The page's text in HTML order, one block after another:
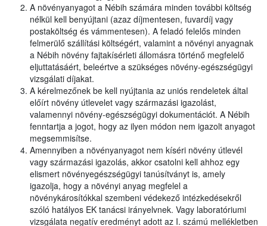
A növényanyagot a Nébih számára minden további költség
nélkül kell benyújtani (azaz díjmentesen, fuvardíj vagy
postaköltség és vámmentesen). A feladó felelős minden
felmerülő szállítási költségért, valamint a növényi anyagnak
a Nébih növény fajtakísérleti állomásra történő megfelelő
eljuttatásáért, beleértve a szükséges növény-egészségügyi
vizsgálati díjakat.
A kérelmezőnek be kell nyújtania az uniós rendeletek által
előírt növény útlevelet vagy származási igazolást,
valamennyi növény-egészségügyi dokumentációt. A Nébih
fenntartja a jogot, hogy az ilyen módon nem igazolt anyagot
megsemmisítse.
Amennyiben a növényanyagot nem kíséri növény útlevél
vagy származási igazolás, akkor csatolni kell ahhoz egy
elismert növényegészségügyi tanúsítványt is, amely
igazolja, hogy a növényi anyag megfelel a
növénykárosítókkal szembeni védekező intézkedésekről
szóló hatályos EK tanácsi irányelvnek. Vagy laboratóriumi
vizsgálata negatív eredményt adott az I. számú mellékletben